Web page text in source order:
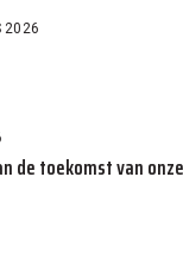
2026
de toekomst van